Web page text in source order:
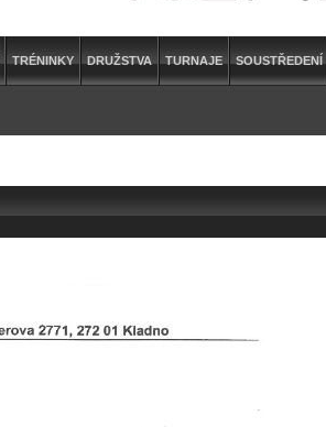
TRÉNINKY DRUŽSTVA TURNAJE SOUSTŘEDENÍ